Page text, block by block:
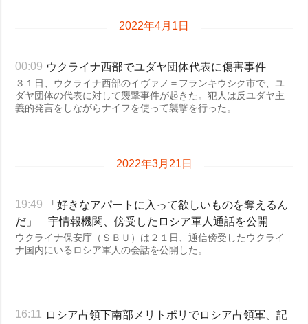
2022年4月1日
00:09 ウクライナ西部でユダヤ団体代表に傷害事件
３１日、ウクライナ西部のイヴァノ＝フランキウシク市で、ユ
ダヤ団体の代表に対して襲撃事件が起きた。犯人は反ユダヤ主
義的発言をしながらナイフを使って襲撃を行った。
2022年3月21日
19:49
「好きなアパートに入って欲しいものを奪えるん
だ」 宇情報機関、傍受したロシア軍人通話を公開
ウクライナ保安庁（ＳＢＵ）は２１日、通信傍受したウクライ
ナ国内にいるロシア軍人の会話を公開した。
16:11
ロシア占領下南部メリトポリでロシア占領軍、記